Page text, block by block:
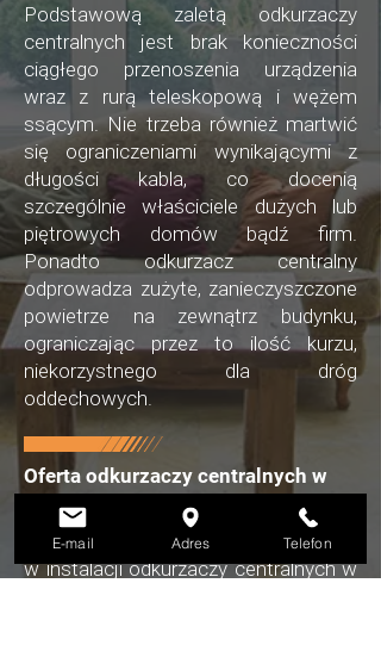
Podstawową zaletą odkurzaczy
centralnych jest brak konieczności
ciągłego przenoszenia urządzenia
wraz z rurą teleskopową i wężem
ssącym. Nie trzeba również martwić
się ograniczeniami wynikającymi z
długości kabla, co docenią
szczególnie właściciele dużych lub
piętrowych domów bądź firm.
Ponadto odkurzacz centralny
odprowadza zużyte, zanieczyszczone
powietrze na zewnątrz budynku,
ograniczając przez to ilość kurzu,
niekorzystnego dla dróg
oddechowych.
Oferta odkurzaczy centralnych w
województwie łódzkim
W firmie Sun-Grand specjalizujemy się
w instalacji odkurzaczy centralnych w
E-mail Adres Telefon